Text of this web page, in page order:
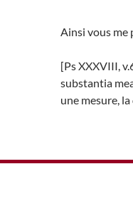
Ainsi vous me
[Ps XXXVIII,
substantia
une mesure,